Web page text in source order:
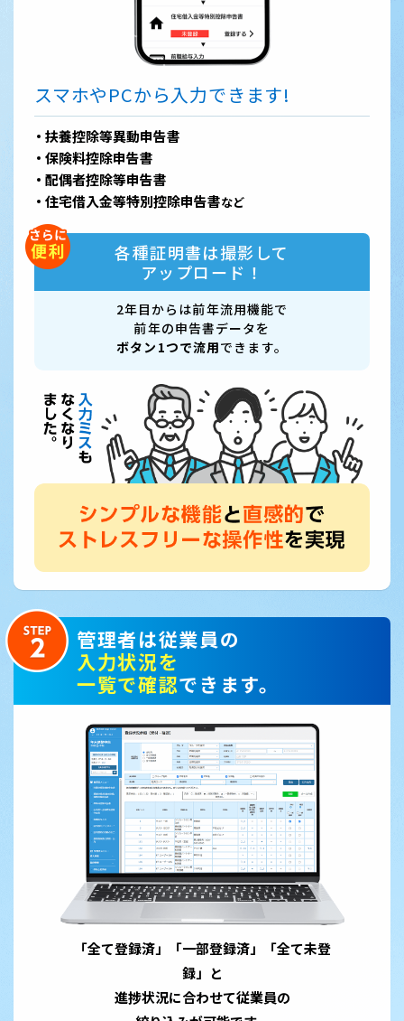
スマホやPCから入力できます!
扶養控除等異動申告書
保険料控除申告書
配偶者控除等申告書
住宅借入金等特別控除申告書など
各種証明書は撮影して
アップロード！
2年目からは前年流用機能で
前年の申告書データを
ボタン1つで流用できます。
管理者は従業員の
入力状況を
一覧で確認できます。
「全て登録済」「一部登録済」「全て未登
録」と
進捗状況に合わせて従業員の